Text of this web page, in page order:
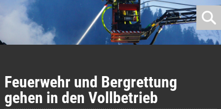
Feuerwehr und Bergrettung
gehen in den Vollbetrieb